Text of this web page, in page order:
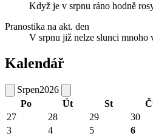
Když je v srpnu ráno hodně
Pranostika na akt. den
V srpnu již nelze slunci mnoho
Kalendář
Srpen2026
Po
Út St
27
28 29 30
3
4 5 6